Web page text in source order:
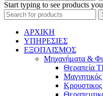
Start typing to see products
ΑΡΧΙΚΗ
ΥΠΗΡΕΣΙΕΣ
ΕΞΟΠΛΙΣΜΟΣ
Μηχανήματα &
Θεραπεία